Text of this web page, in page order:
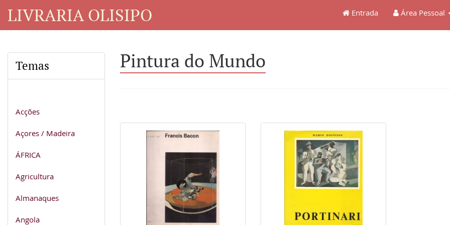
LIVRARIA OLISIPO Entrada Área Pessoal
Temas
Acções
Açores / Madeira
ÁFRICA
Agricultura
Almanaques
Angola
Pintura do Mundo